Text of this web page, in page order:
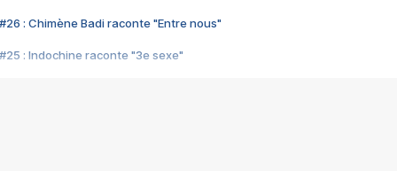
#26 : Chimène Badi raconte "Entre nous"
#25 : Indochine raconte "3e sexe"